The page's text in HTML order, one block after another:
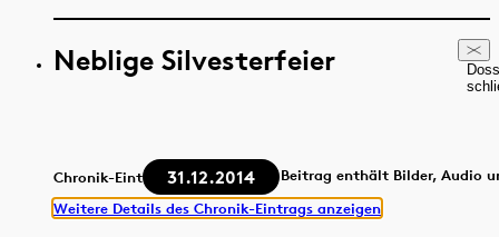
Neblige Silvesterfeier
Chronik-Eintrag 31.12.2014
Beitrag enthält Bilder, Audio
Weitere Details des Chronik-Eintrags anzeigen